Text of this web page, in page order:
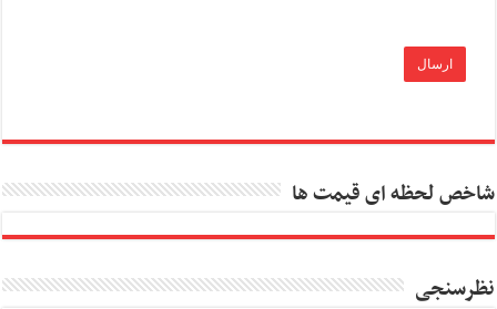
شاخص لحظه ای قیمت ها
نظرسنجی